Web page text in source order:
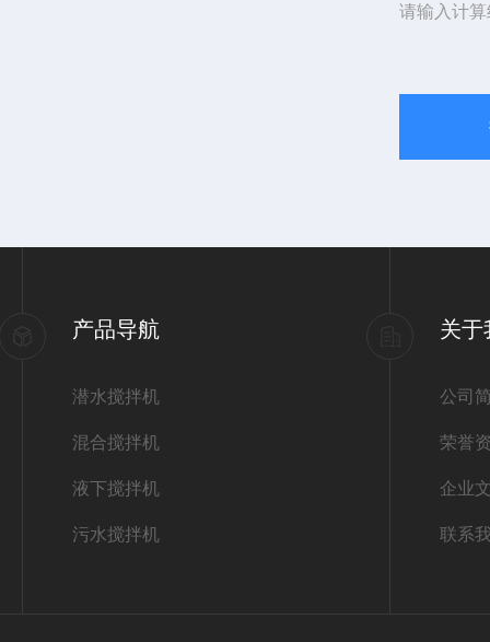
请输入计
产品导航
潜水搅拌机
混合搅拌机
液下搅拌机
污水搅拌机
关于
公司
荣誉
企业
联系